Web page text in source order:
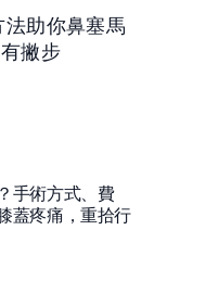
助你鼻塞馬
撇步
手術方式、費
蓋疼痛，重拾行